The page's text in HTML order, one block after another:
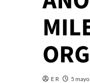
E R 5